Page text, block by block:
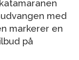
med
markerer en
på